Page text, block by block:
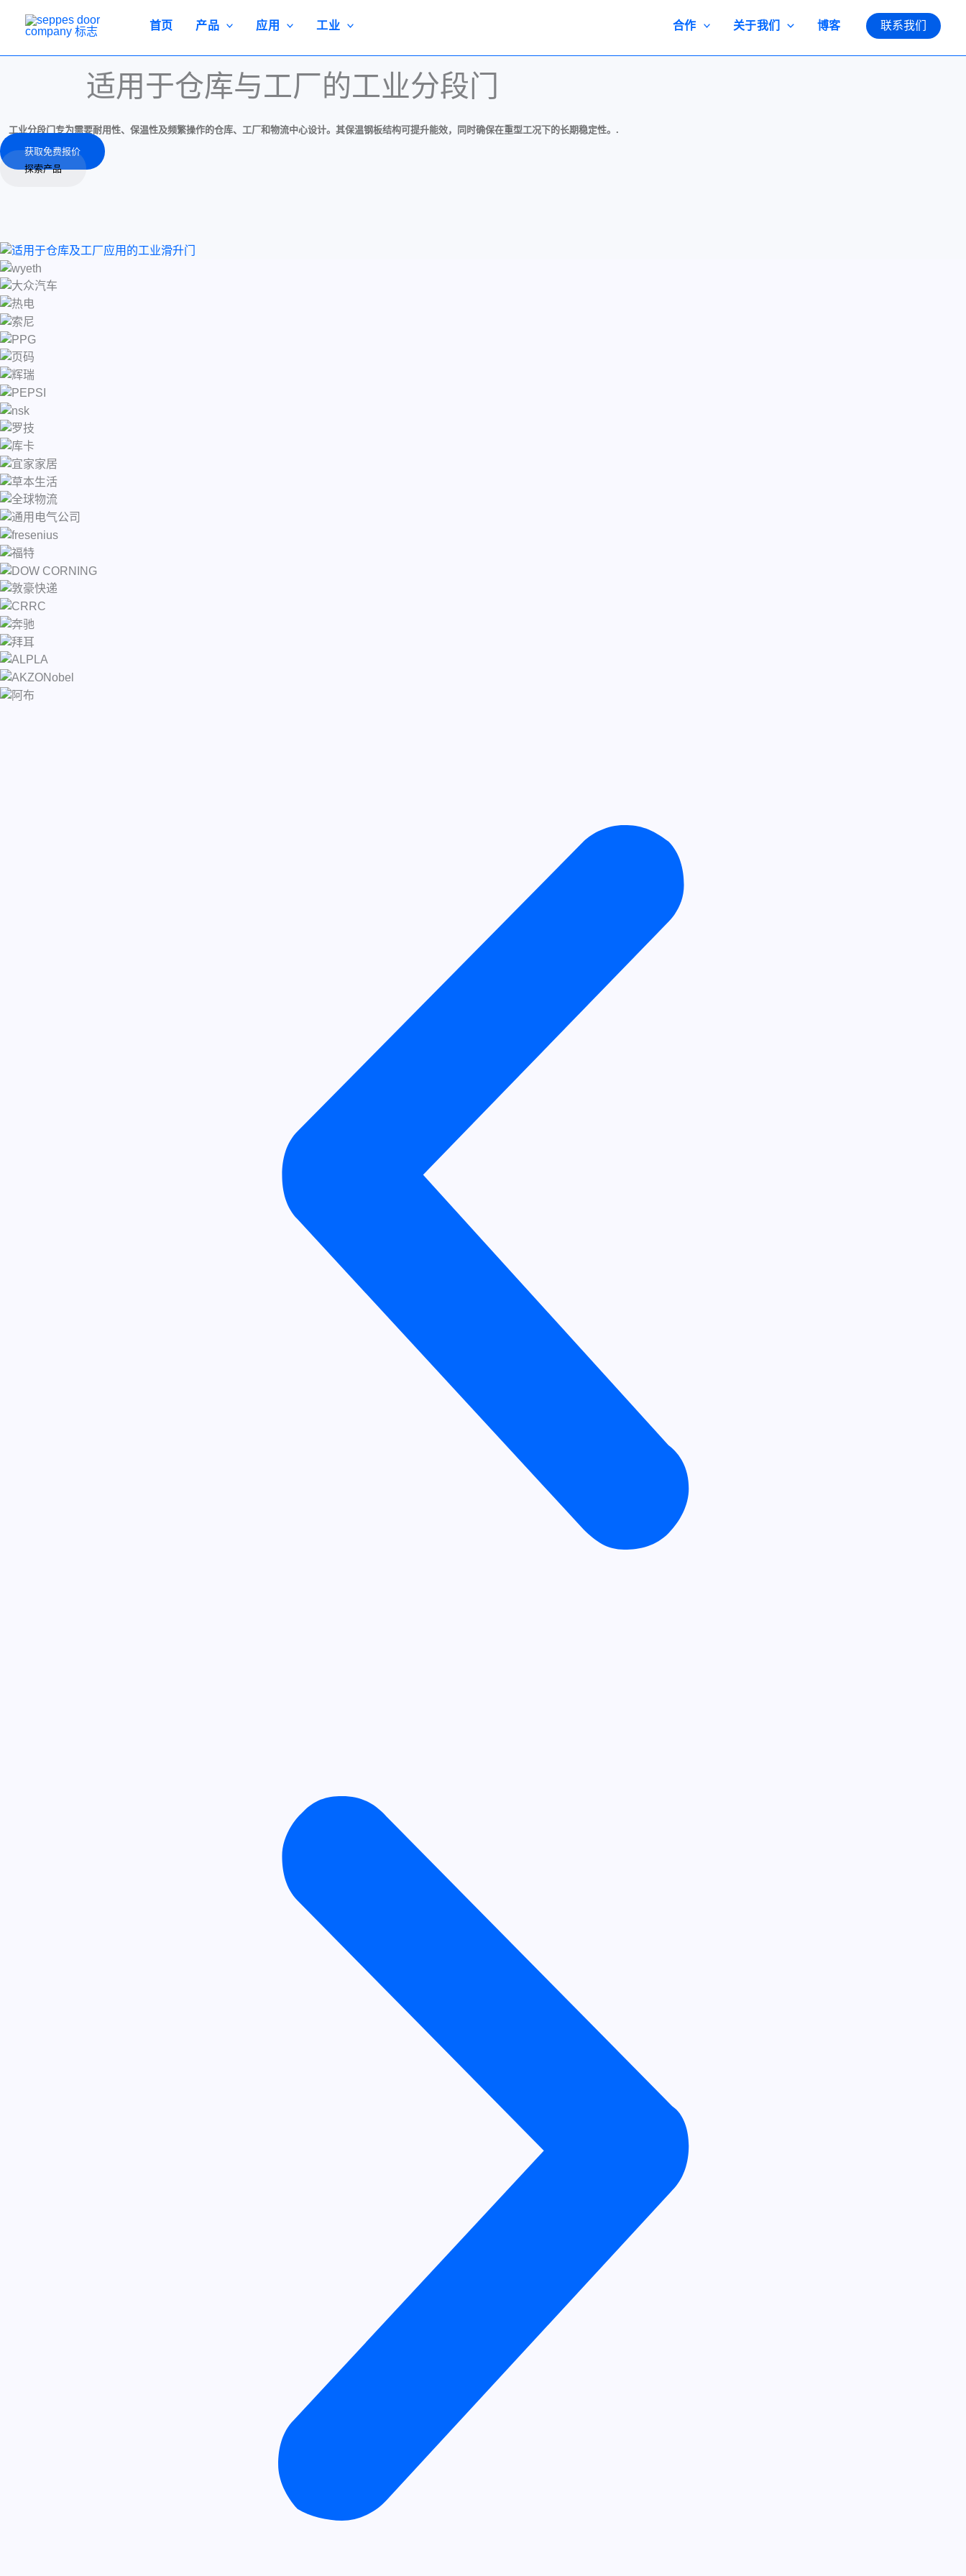
容
首页 产品 应用 工业 合作 关于我们 博客 联系我们
适用于仓库与工厂的工业分段门
工业分段门专为需要耐用性、保温性及频繁操作的仓库、工厂和物流中心设计。其保温钢板结构可提升能效，同时确保在重型工况下的长期稳定性。.
获取免费报价
探索产品